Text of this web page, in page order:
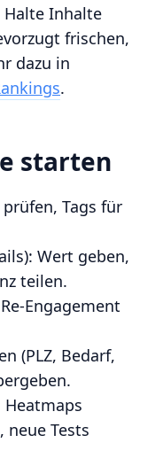
Halte Inhalte
frischen,
dazu in
.
starten
Tags für
Wert geben,
teilen.
(PLZ, Bedarf,
Heatmaps
neue Tests